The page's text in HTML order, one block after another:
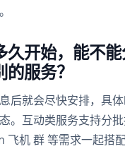
久开始，能不
服务？
后就会尽快安排，具
。互动类服务支持分
飞机 群 等需求一起搭